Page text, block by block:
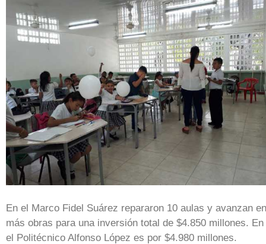
En el Marco Fidel Suárez repararon 10 aulas y avanzan en
más obras para una inversión total de $4.850 millones. En
el Politécnico Alfonso López es por $4.980 millones.